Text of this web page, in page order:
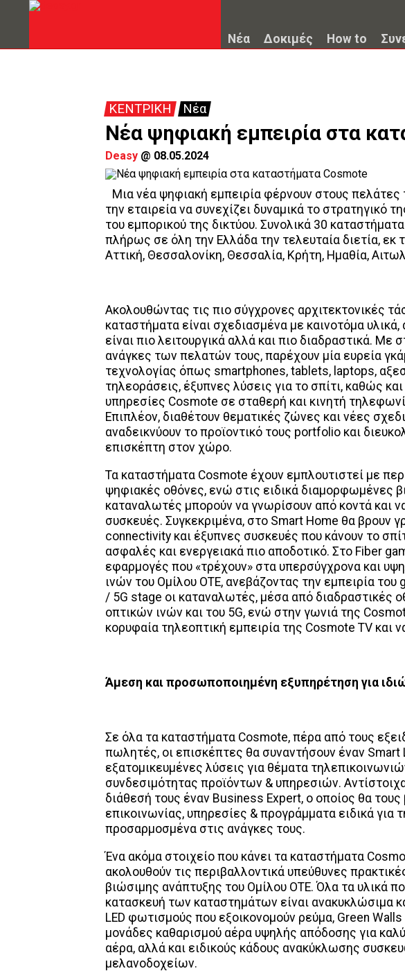
Νέα Δοκιμές How to
ΚΕΝΤΡΙΚΗ Νέα
Νέα ψηφιακή εμπειρία στα
Deasy @ 08.05.2024
Μια νέα ψηφιακή εμπειρία φέρνουν στους πελάτες
την εταιρεία να συνεχίζει δυναμικά το στρατηγικό
του εμπορικού της δικτύου. Συνολικά 30
πλήρως σε όλη την Ελλάδα την τελευταία διετία,
Αττική, Θεσσαλονίκη, Θεσσαλία, Κρήτη, Ημαθία,
Ακολουθώντας τις πιο σύγχρονες αρχιτεκτονικές
καταστήματα είναι σχεδιασμένα με καινοτόμα
είναι πιο λειτουργικά αλλά και πιο διαδραστικά.
ανάγκες των πελατών τους, παρέχουν µία ευρεία
τεχνολογίας όπως smartphones, tablets, laptops,
τηλεοράσεις, έξυπνες λύσεις για το σπίτι, καθώς
υπηρεσίες Cosmote σε σταθερή και κινητή
Επιπλέον, διαθέτουν θεματικές ζώνες και νέες
αναδεικνύουν το προϊοντικό τους portfolio και
επισκέπτη στον χώρο.
Τα καταστήματα Cosmote έχουν εμπλουτιστεί με
ψηφιακές οθόνες, ενώ στις ειδικά διαμορφωμένες
καταναλωτές μπορούν να γνωρίσουν από κοντά και
συσκευές. Συγκεκριμένα, στο Smart Home θα βρουν
connectivity και έξυπνες συσκευές που κάνουν το
ασφαλές και ενεργειακά πιο αποδοτικό. Στο Fiber
εφαρμογές που «τρέχουν» στα υπερσύγχρονα και
ινών του Ομίλου ΟΤΕ, ανεβάζοντας την εμπειρία
/ 5G stage οι καταναλωτές, μέσα από διαδραστικές
οπτικών ινών και του 5G, ενώ στην γωνιά της
κορυφαία τηλεοπτική εμπειρία της Cosmote TV και
Άμεση και προσωποποιημένη εξυπηρέτηση για
Σε όλα τα καταστήματα Cosmote, πέρα από τους
πωλητές, οι επισκέπτες θα συναντήσουν έναν
εξατομικευμένες λύσεις για θέματα
συνδεσιμότητας προϊόντων & υπηρεσιών.
διάθεσή τους έναν Business Expert, ο οποίος θα
επικοινωνίας, υπηρεσίες & προγράμματα ειδικά για
προσαρμοσμένα στις ανάγκες τους.
Ένα ακόμα στοιχείο που κάνει τα καταστήματα
ακολουθούν τις περιβαλλοντικά υπεύθυνες
βιώσιμης ανάπτυξης του Ομίλου ΟΤΕ. Όλα τα υλικά
κατασκευή των καταστημάτων είναι ανακυκλώσιμα
LED φωτισμούς που εξοικονομούν ρεύμα, Green
μονάδες καθαρισμού αέρα υψηλής απόδοσης για
αέρα, αλλά και ειδικούς κάδους ανακύκλωσης
μελανοδοχείων.